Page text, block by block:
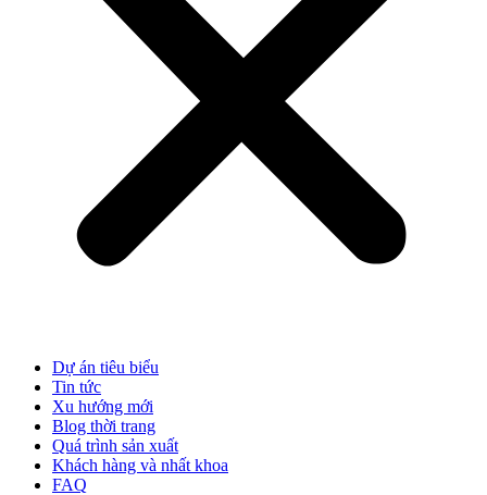
Dự án tiêu biểu
Tin tức
Xu hướng mới
Blog thời trang
Quá trình sản xuất
Khách hàng và nhất khoa
FAQ